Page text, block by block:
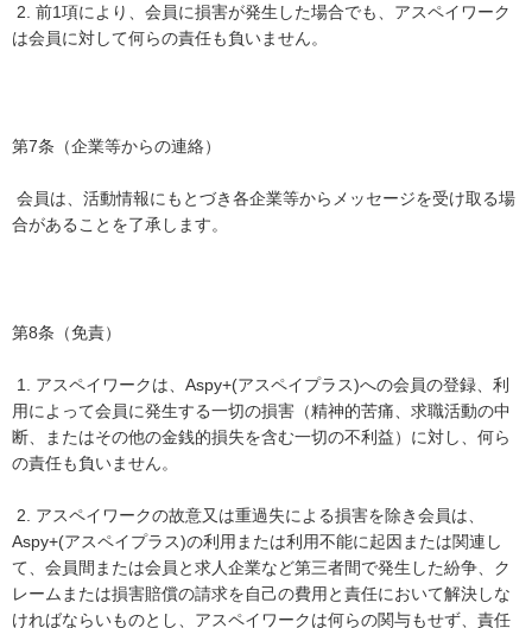
2. 前1項により、会員に損害が発生した場合でも、アスペイワーク
は会員に対して何らの責任も負いません。
第7条（企業等からの連絡）
会員は、活動情報にもとづき各企業等からメッセージを受け取る場
合があることを了承します。
第8条（免責）
1. アスペイワークは、Aspy+(アスペイプラス)への会員の登録、利
用によって会員に発生する一切の損害（精神的苦痛、求職活動の中
断、またはその他の金銭的損失を含む一切の不利益）に対し、何ら
の責任も負いません。
2. アスペイワークの故意又は重過失による損害を除き会員は、
Aspy+(アスペイプラス)の利用または利用不能に起因または関連し
て、会員間または会員と求人企業など第三者間で発生した紛争、ク
レームまたは損害賠償の請求を自己の費用と責任において解決しな
ければならいものとし、アスペイワークは何らの関与もせず、責任